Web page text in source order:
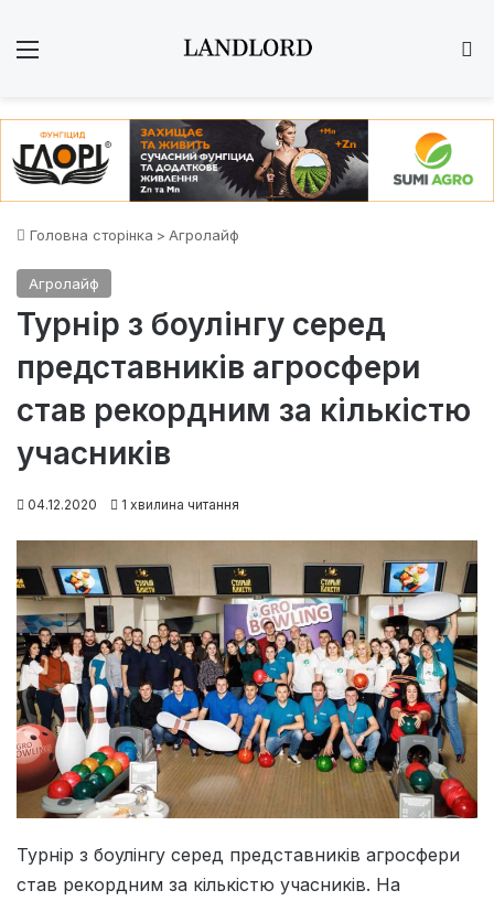
Головна сторінка > Агролайф
Агролайф
Турнір з боулінгу серед
представників агросфери
став рекордним за кількістю
учасників
04.12.2020 1 хвилина читання
Турнір з боулінгу серед представників агросфери
став рекордним за кількістю учасників. На